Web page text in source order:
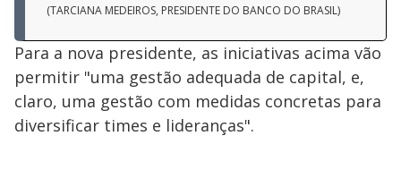
(TARCIANA MEDEIROS, PRESIDENTE DO BANCO DO BRASIL)
Para a nova presidente, as iniciativas acima vão
permitir "uma gestão adequada de capital, e,
claro, uma gestão com medidas concretas para
diversificar times e lideranças".